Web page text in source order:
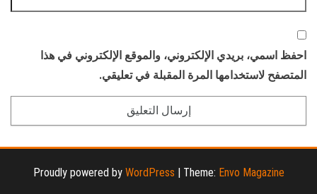
احفظ اسمي، بريدي الإلكتروني، والموقع الإلكتروني في هذا
المتصفح لاستخدامها المرة المقبلة في تعليقي.
Proudly powered by WordPress | Theme: Envo Magazine